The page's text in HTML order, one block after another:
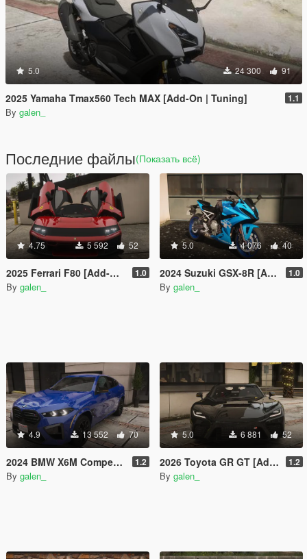
5.0 24 300 91
2025 Yamaha Tmax560 Tech MAX [Add-On | Tuning] 1.1
By galen_
Последние файлы(Показать всё)
4.75 5 592 52
2025 Ferrari F80 [Add-On | Tuning | Legacy | Enhanced] 1.0
By galen_
5.0 4 076 40
2024 Suzuki GSX-8R [Add-On | Tuning] 1.0
By galen_
4.9 13 552 70
2024 BMW X6M Competition [Add-On | Tuning | Legacy | Enhanced] 1.2
By galen_
5.0 6 881 52
2026 Toyota GR GT [Add-On | Tuning | Legacy | Enhanced] 1.2
By galen_